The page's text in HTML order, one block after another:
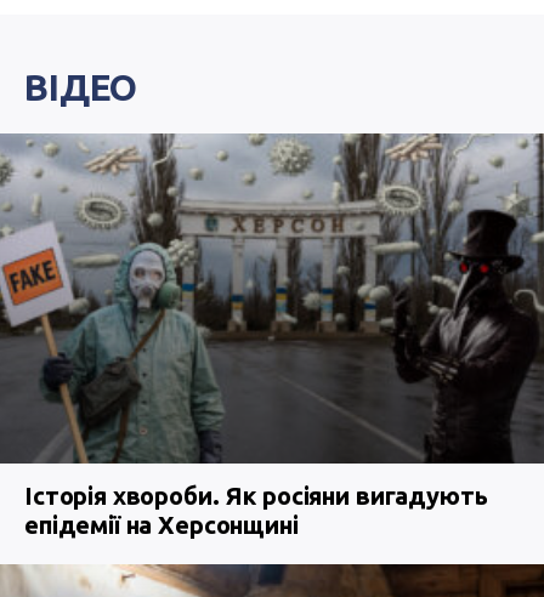
ВІДЕО
Історія хвороби. Як росіяни вигадують
епідемії на Херсонщині